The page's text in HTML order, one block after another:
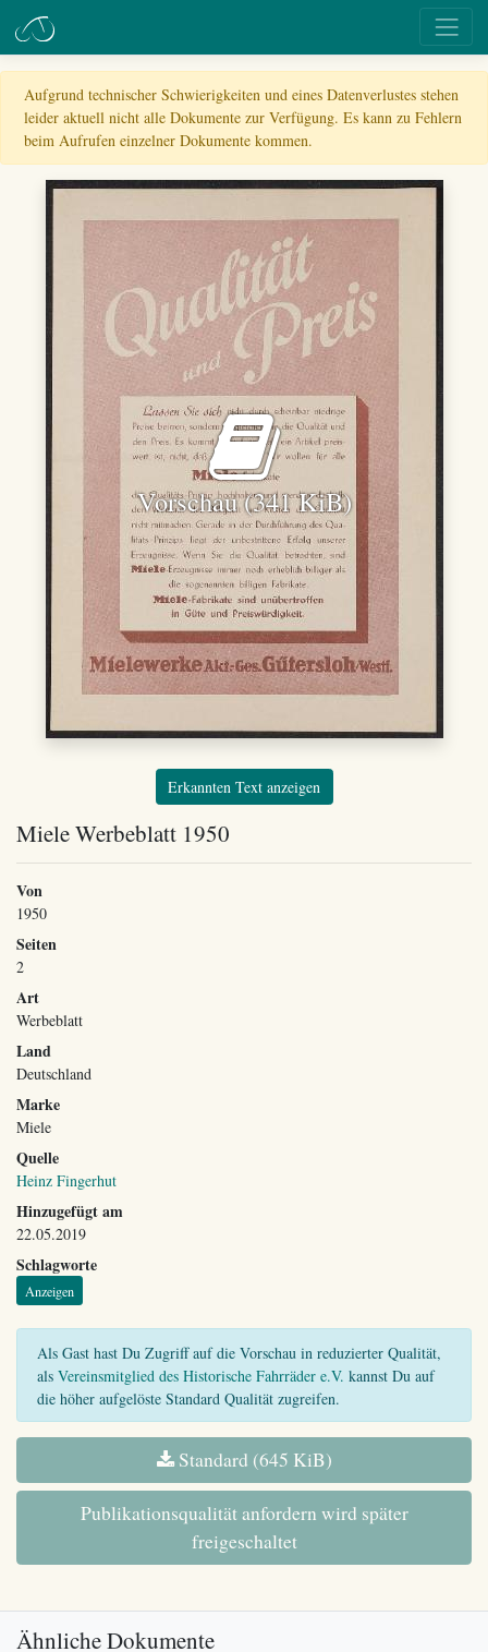
Aufgrund technischer Schwierigkeiten und eines Datenverlustes stehen
leider aktuell nicht alle Dokumente zur Verfügung. Es kann zu Fehlern
beim Aufrufen einzelner Dokumente kommen.
Vorschau (341 KiB)
Erkannten Text anzeigen
Miele Werbeblatt 1950
Von
1950
Seiten
2
Art
Werbeblatt
Land
Deutschland
Marke
Miele
Quelle
Heinz Fingerhut
Hinzugefügt am
22.05.2019
Schlagworte
Anzeigen
Als Gast hast Du Zugriff auf die Vorschau in reduzierter Qualität,
als Vereinsmitglied des Historische Fahrräder e.V. kannst Du auf
die höher aufgelöste Standard Qualität zugreifen.
Standard (645 KiB)
Publikationsqualität anfordern wird später
freigeschaltet
Ähnliche Dokumente